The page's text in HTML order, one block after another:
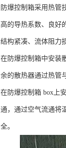
防爆控制箱采用热管
高的导热系数、良好
结构紧凑、流体阻力
在防爆控制箱中安装
余的散热器通过热管
在防爆控制箱 box上
通，通过空气流通将
全。